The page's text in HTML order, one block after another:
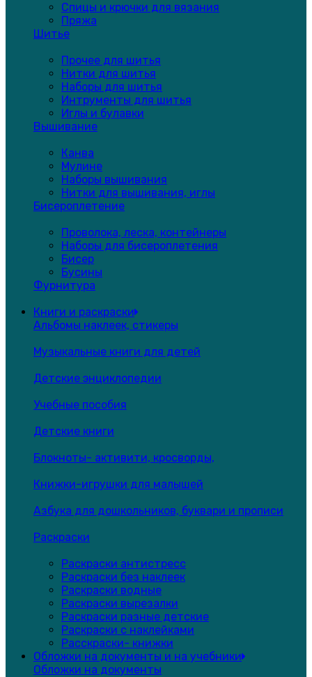
Спицы и крючки для вязания
Пряжа
Шитье
Прочее для шитья
Нитки для шитья
Наборы для шитья
Интрументы для шитья
Иглы и булавки
Вышивание
Канва
Мулине
Наборы вышивания
Нитки для вышивания, иглы
Бисероплетение
Проволока, леска, контейнеры
Наборы для бисероплетения
Бисер
Бусины
Фурнитура
Книги и раскраски
Альбомы наклеек, стикеры
Музыкальные книги для детей
Детские энциклопедии
Учебные пособия
Детские книги
Блокноты- активити, кросворды,
Книжки-игрушки для малышей
Азбука для дошкольников, буквари и прописи
Раскраски
Раскраски антистресс
Раскраски без наклеек
Раскраски водные
Раскраски вырезалки
Раскраски разные детские
Раскраски с наклейками
Расскраски- книжки
Обложки на документы и на учебники
Обложки на документы